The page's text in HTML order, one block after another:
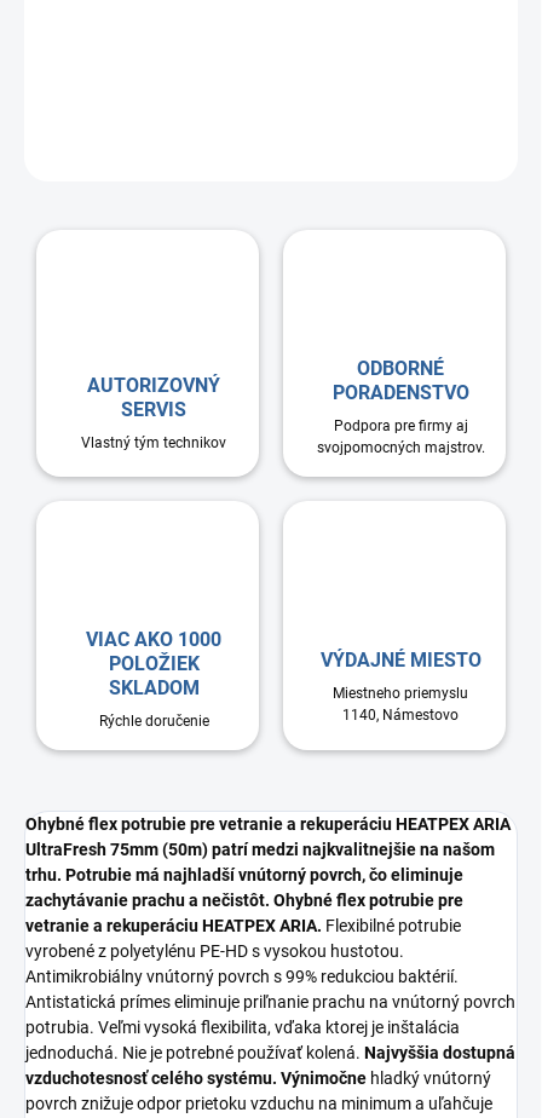
AUTORIZOVNÝ
SERVIS
Vlastný tým technikov
ODBORNÉ
PORADENSTVO
Podpora pre firmy aj
svojpomocných majstrov.
VIAC AKO 1000
POLOŽIEK
SKLADOM
Rýchle doručenie
VÝDAJNÉ MIESTO
Miestneho priemyslu
1140, Námestovo
Ohybné flex potrubie pre vetranie a rekuperáciu HEATPEX ARIA
UltraFresh 75mm (50m) patrí medzi najkvalitnejšie na našom
trhu. Potrubie má najhladší vnútorný povrch, čo eliminuje
zachytávanie prachu a nečistôt. Ohybné flex potrubie pre
vetranie a rekuperáciu HEATPEX ARIA. Flexibilné potrubie
vyrobené z polyetylénu PE-HD s vysokou hustotou.
Antimikrobiálny vnútorný povrch s 99% redukciou baktérií.
Antistatická prímes eliminuje priľnanie prachu na vnútorný povrch
potrubia. Veľmi vysoká flexibilita, vďaka ktorej je inštalácia
jednoduchá. Nie je potrebné používať kolená. Najvyššia dostupná
vzduchotesnosť celého systému. Výnimočne hladký vnútorný
povrch znižuje odpor prietoku vzduchu na minimum a uľahčuje